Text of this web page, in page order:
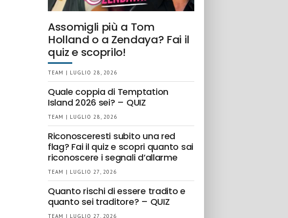
Assomigli più a Tom
Holland o a Zendaya? Fai il
quiz e scoprilo!
TEAM | LUGLIO 28, 2026
Quale coppia di Temptation
Island 2026 sei? – QUIZ
TEAM | LUGLIO 28, 2026
Riconosceresti subito una red
flag? Fai il quiz e scopri quanto sai
riconoscere i segnali d’allarme
TEAM | LUGLIO 27, 2026
Quanto rischi di essere tradito e
quanto sei traditore? – QUIZ
TEAM | LUGLIO 27, 2026